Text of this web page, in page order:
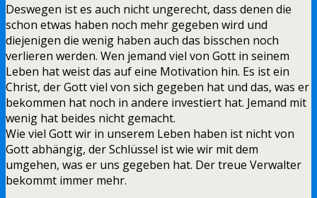
Deswegen ist es auch nicht ungerecht, dass denen die
schon etwas haben noch mehr gegeben wird und
diejenigen die wenig haben auch das bisschen noch
verlieren werden. Wen jemand viel von Gott in seinem
Leben hat weist das auf eine Motivation hin. Es ist ein
Christ, der Gott viel von sich gegeben hat und das, was er
bekommen hat noch in andere investiert hat. Jemand mit
wenig hat beides nicht gemacht.
Wie viel Gott wir in unserem Leben haben ist nicht von
Gott abhängig, der Schlüssel ist wie wir mit dem
umgehen, was er uns gegeben hat. Der treue Verwalter
bekommt immer mehr.